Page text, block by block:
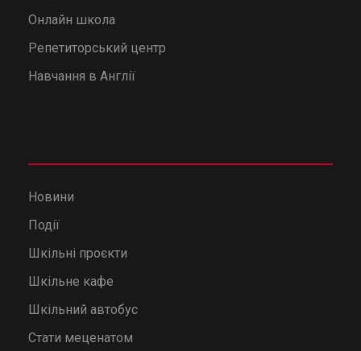
Онлайн школа
Репетиторський центр
Навчання в Англії
Новини
Події
Шкільні проєкти
Шкільне кафе
Шкільний автобус
Стати меценатом